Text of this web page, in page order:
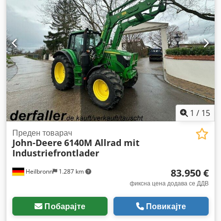
1 / 15
Heilbronn 1.287 km
Преден товарач
John-Deere 6140M Allrad mit
Industriefrontlader
83.950 €
фиксна цена додава се ДДВ
Побарајте Повикајте